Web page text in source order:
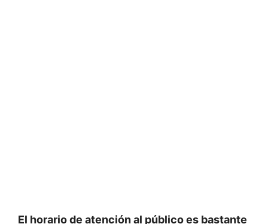
El horario de atención al público es bastante